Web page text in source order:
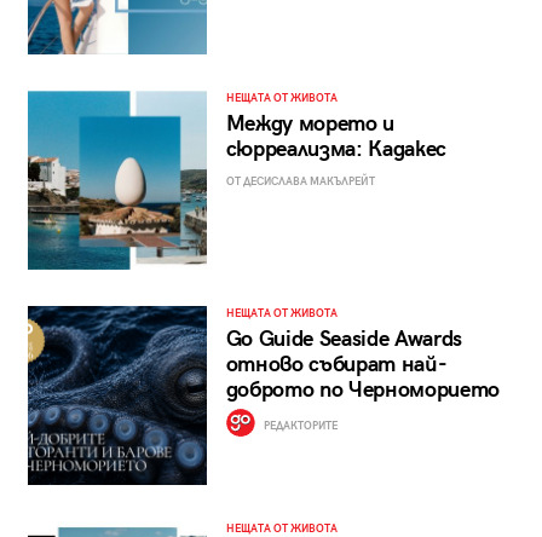
НЕЩАТА ОТ ЖИВОТА
Между морето и
сюрреализма: Кадакес
ОТ ДЕСИСЛАВА МАКЪЛРЕЙТ
НЕЩАТА ОТ ЖИВОТА
Go Guide Seaside Awards
отново събират най-
доброто по Черноморието
РЕДАКТОРИТЕ
НЕЩАТА ОТ ЖИВОТА